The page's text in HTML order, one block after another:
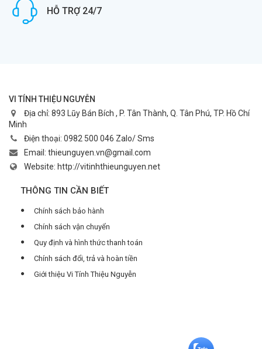
HỖ TRỢ 24/7
VI TÍNH THIỆU NGUYỄN
Địa chỉ: 893 Lũy Bán Bích , P. Tân Thành, Q. Tân Phú, TP. Hồ Chí
Minh
Điện thoại: 0982 500 046 Zalo/ Sms
Email: thieunguyen.vn@gmail.com
Website: http://vitinhthieunguyen.net
THÔNG TIN CẦN BIẾT
Chính sách bảo hành
Chính sách vận chuyển
Quy định và hình thức thanh toán
Chính sách đổi, trả và hoàn tiền
Giới thiệu Vi Tính Thiệu Nguyễn